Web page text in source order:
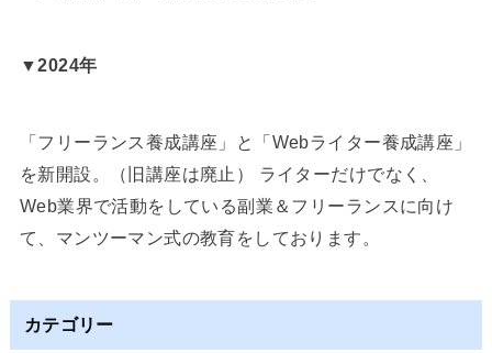
▼2024年
「フリーランス養成講座」と「Webライター養成講座」
を新開設。（旧講座は廃止） ライターだけでなく、
Web業界で活動をしている副業＆フリーランスに向け
て、マンツーマン式の教育をしております。
カテゴリー